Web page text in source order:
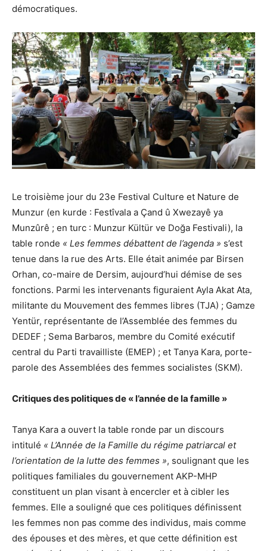
démocratiques.
Le troisième jour du 23e Festival Culture et Nature de
Munzur (en kurde : Festîvala a Çand û Xwezayê ya
Munzûrê ; en turc : Munzur Kültür ve Doğa Festivali), la
table ronde « Les femmes débattent de l’agenda » s’est
tenue dans la rue des Arts. Elle était animée par Birsen
Orhan, co-maire de Dersim, aujourd’hui démise de ses
fonctions. Parmi les intervenants figuraient Ayla Akat Ata,
militante du Mouvement des femmes libres (TJA) ; Gamze
Yentür, représentante de l’Assemblée des femmes du
DEDEF ; Sema Barbaros, membre du Comité exécutif
central du Parti travailliste (EMEP) ; et Tanya Kara, porte-
parole des Assemblées des femmes socialistes (SKM).
Critiques des politiques de « l’année de la famille »
Tanya Kara a ouvert la table ronde par un discours
intitulé « L’Année de la Famille du régime patriarcal et
l’orientation de la lutte des femmes », soulignant que les
politiques familiales du gouvernement AKP-MHP
constituent un plan visant à encercler et à cibler les
femmes. Elle a souligné que ces politiques définissent
les femmes non pas comme des individus, mais comme
des épouses et des mères, et que cette définition est